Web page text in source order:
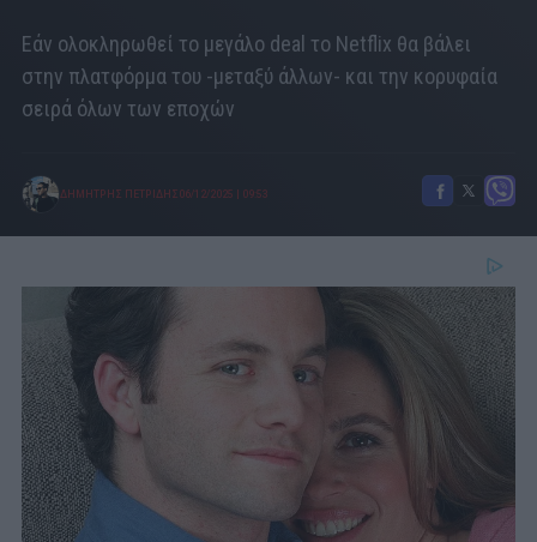
Εάν ολοκληρωθεί το μεγάλο deal το Netflix θα βάλει
στην πλατφόρμα του -μεταξύ άλλων- και την κορυφαία
σειρά όλων των εποχών
ΔΗΜΗΤΡΗΣ ΠΕΤΡΙΔΗΣ 06/12/2025 09:53